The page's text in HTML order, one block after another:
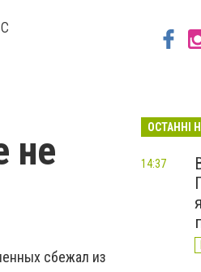
не
сбежал из
ОСТАННІ
14:37